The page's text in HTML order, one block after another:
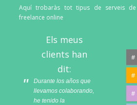
Aquí trobaràs tot tipus de serveis de
freelance online
Els meus
clients han
dit:
Durante los años que
llevamos colaborando,
he tenido la